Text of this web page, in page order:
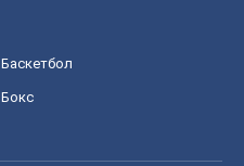
Баскетбол
Бокс